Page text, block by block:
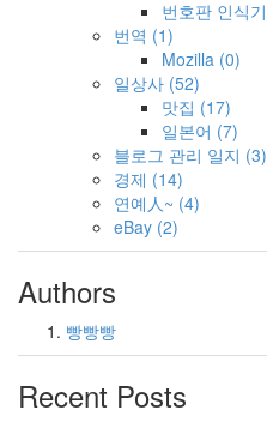
번호판 인식기
번역 (1)
Mozilla (0)
일상사 (52)
맛집 (17)
일본어 (7)
블로그 관리 일지 (3)
경제 (14)
연예人~ (4)
eBay (2)
Authors
빵빵빵
Recent Posts